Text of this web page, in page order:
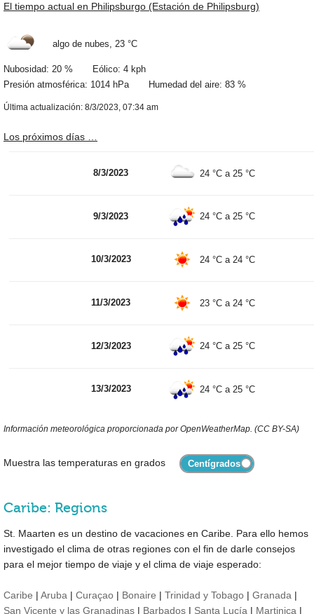
El tiempo actual en Philipsburgo (Estación de Philipsburg)
algo de nubes, 23 °C
Nubosidad: 20 % Eólico: 4 kph
Presión atmosférica: 1014 hPa Humedad del aire: 83 %
Última actualización: 8/3/2023, 07:34 am
Los próximos días …
8/3/2023 24 °C a 25 °C
9/3/2023 24 °C a 25 °C
10/3/2023 24 °C a 24 °C
11/3/2023 23 °C a 24 °C
12/3/2023 24 °C a 25 °C
13/3/2023 24 °C a 25 °C
Información meteorológica proporcionada por OpenWeatherMap. (CC BY-SA)
Muestra las temperaturas en grados
Caribe: Regions
St. Maarten es un destino de vacaciones en Caribe. Para ello hemos
investigado el clima de otras regiones con el fin de darle consejos
para el mejor tiempo de viaje y el clima de viaje esperado:
Caribe | Aruba | Curaçao | Bonaire | Trinidad y Tobago | Granada |
San Vicente y las Granadinas | Barbados | Santa Lucía | Martinica |